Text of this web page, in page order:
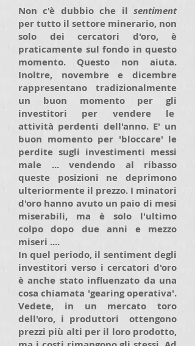
Non c'è dubbio che il sentiment
per tutto il settore minerario, non
solo dei cercatori d'oro, è
praticamente sul fondo in questo
momento. Questo non aiuta.
Inoltre, novembre e dicembre
rappresentano tradizionalmente
un buon momento per gli
investitori per vendere le
attività perdenti dell'anno. E' un
buon momento per 'bloccare' le
perdite sugli investimenti messi
male ... vendendo al ribasso
queste posizioni ne deprimono
ulteriormente il prezzo. I minatori
d'oro hanno avuto un paio di mesi
miserabili, ma è solo l'ultimo
colpo dopo due anni e mezzo
miseri ....
In quel periodo, il sentiment degli
investitori verso i cercatori d'oro
è anche stato influenzato da una
cosa chiamata 'gearing operativa'.
Vedete, in un mercato toro
dell'oro, i produttori ottengono
prezzi più alti per il loro prodotto,